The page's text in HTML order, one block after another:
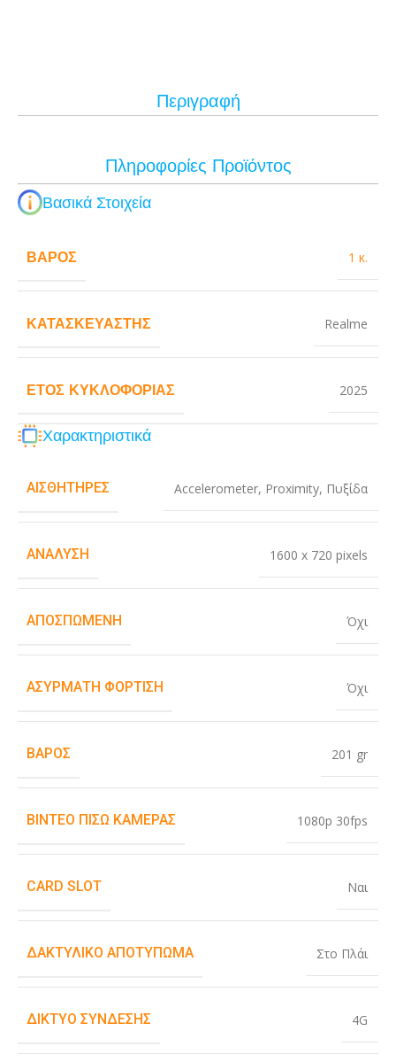
Περιγραφή
Πληροφορίες Προϊόντος
Βασικά Στοιχεία
ΒΆΡΟΣ 1 κ.
ΚΑΤΑΣΚΕΥΑΣΤΉΣ Realme
ΈΤΟΣ ΚΥΚΛΟΦΟΡΊΑΣ 2025
Χαρακτηριστικά
ΑΙΣΘΗΤΉΡΕΣ Accelerometer, Proximity, Πυξίδα
ΑΝΆΛΥΣΗ 1600 x 720 pixels
ΑΠΟΣΠΏΜΕΝΗ Όχι
ΑΣΎΡΜΑΤΗ ΦΌΡΤΙΣΗ Όχι
ΒΆΡΟΣ 201 gr
ΒΊΝΤΕΟ ΠΊΣΩ ΚΆΜΕΡΑΣ 1080p 30fps
CARD SLOT Ναι
ΔΑΚΤΥΛΙΚΌ ΑΠΟΤΎΠΩΜΑ Στο Πλάι
ΔΊΚΤΥΟ ΣΎΝΔΕΣΗΣ 4G